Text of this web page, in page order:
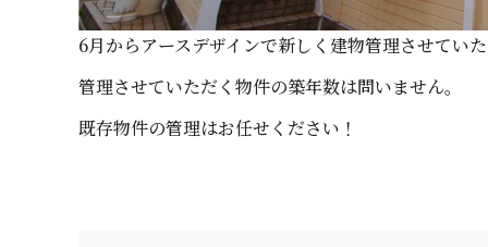
6月からアースデザインで新しく建物管理させていた
管理させていただく物件の築年数は問い ま せ ん 。
既存物件の管理はお任せく だ さ い ！